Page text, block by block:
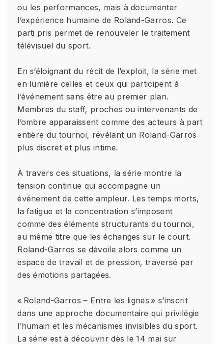
ou les performances, mais à documenter
l’expérience humaine de Roland-Garros. Ce
parti pris permet de renouveler le traitement
télévisuel du sport.
En s’éloignant du récit de l’exploit, la série met
en lumière celles et ceux qui participent à
l’événement sans être au premier plan.
Membres du staff, proches ou intervenants de
l’ombre apparaissent comme des acteurs à part
entière du tournoi, révélant un Roland-Garros
plus discret et plus intime.
À travers ces situations, la série montre la
tension continue qui accompagne un
événement de cette ampleur. Les temps morts,
la fatigue et la concentration s’imposent
comme des éléments structurants du tournoi,
au même titre que les échanges sur le court.
Roland-Garros se dévoile alors comme un
espace de travail et de pression, traversé par
des émotions partagées.
« Roland-Garros – Entre les lignes » s’inscrit
dans une approche documentaire qui privilégie
l’humain et les mécanismes invisibles du sport.
La série est à découvrir dès le 14 mai sur